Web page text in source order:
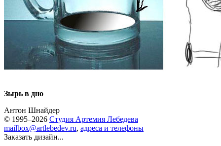
Зырь в дно
Антон Шнайдер
© 1995–2026 Студия Артемия Лебедева
mailbox@artlebedev.ru, адреса и телефоны
Заказать дизайн...